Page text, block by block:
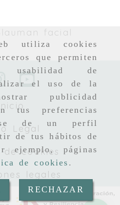
utiliza cookies
que permiten
de
el uso de la
publicidad
tus preferencias
de un perfil
de tus hábitos de
ejemplo, páginas
de cookies .
RECHAZAR
facial
Legal
de cookies
legales